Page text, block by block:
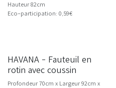
Hauteur 82cm
Eco-participation: 0,59€
HAVANA - Fauteuil en
rotin avec coussin
Profondeur 70cm x Largeur 92cm x